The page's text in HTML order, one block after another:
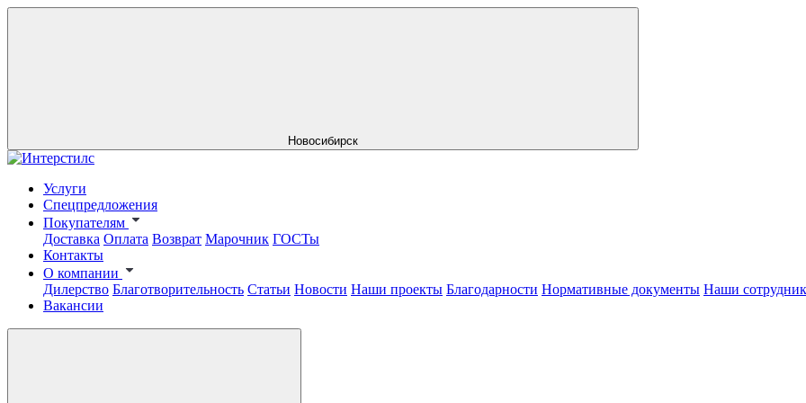
Новосибирск
Услуги
Спецпредложения
Покупателям
Доставка Оплата Возврат Марочник ГОСТы
Контакты
О компании
Дилерство Благотворительность Статьи Новости Наши проекты Благодарности Нормативные документы Наши
Вакансии